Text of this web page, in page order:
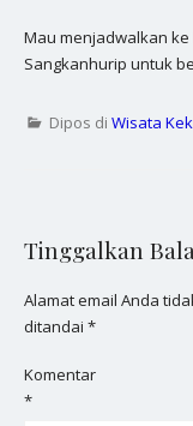
Mau menjadwalkan ke
Sangkanhurip untuk
Dipos di Wisata
Tinggalkan
Alamat email Anda
ditandai *
Komentar
*